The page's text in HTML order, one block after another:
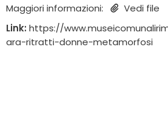
Maggiori informazioni:
Vedi file
Link: https://
ara-ritratti-donne-metamorfosi